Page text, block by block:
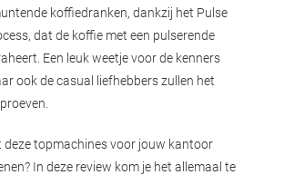
koffiedranken, dankzij het Pulse
dat de koffie met een pulserende
Een leuk weetje voor de kenners
ook de casual liefhebbers zullen het
deze topmachines voor jouw kantoor
In deze review kom je het allemaal te